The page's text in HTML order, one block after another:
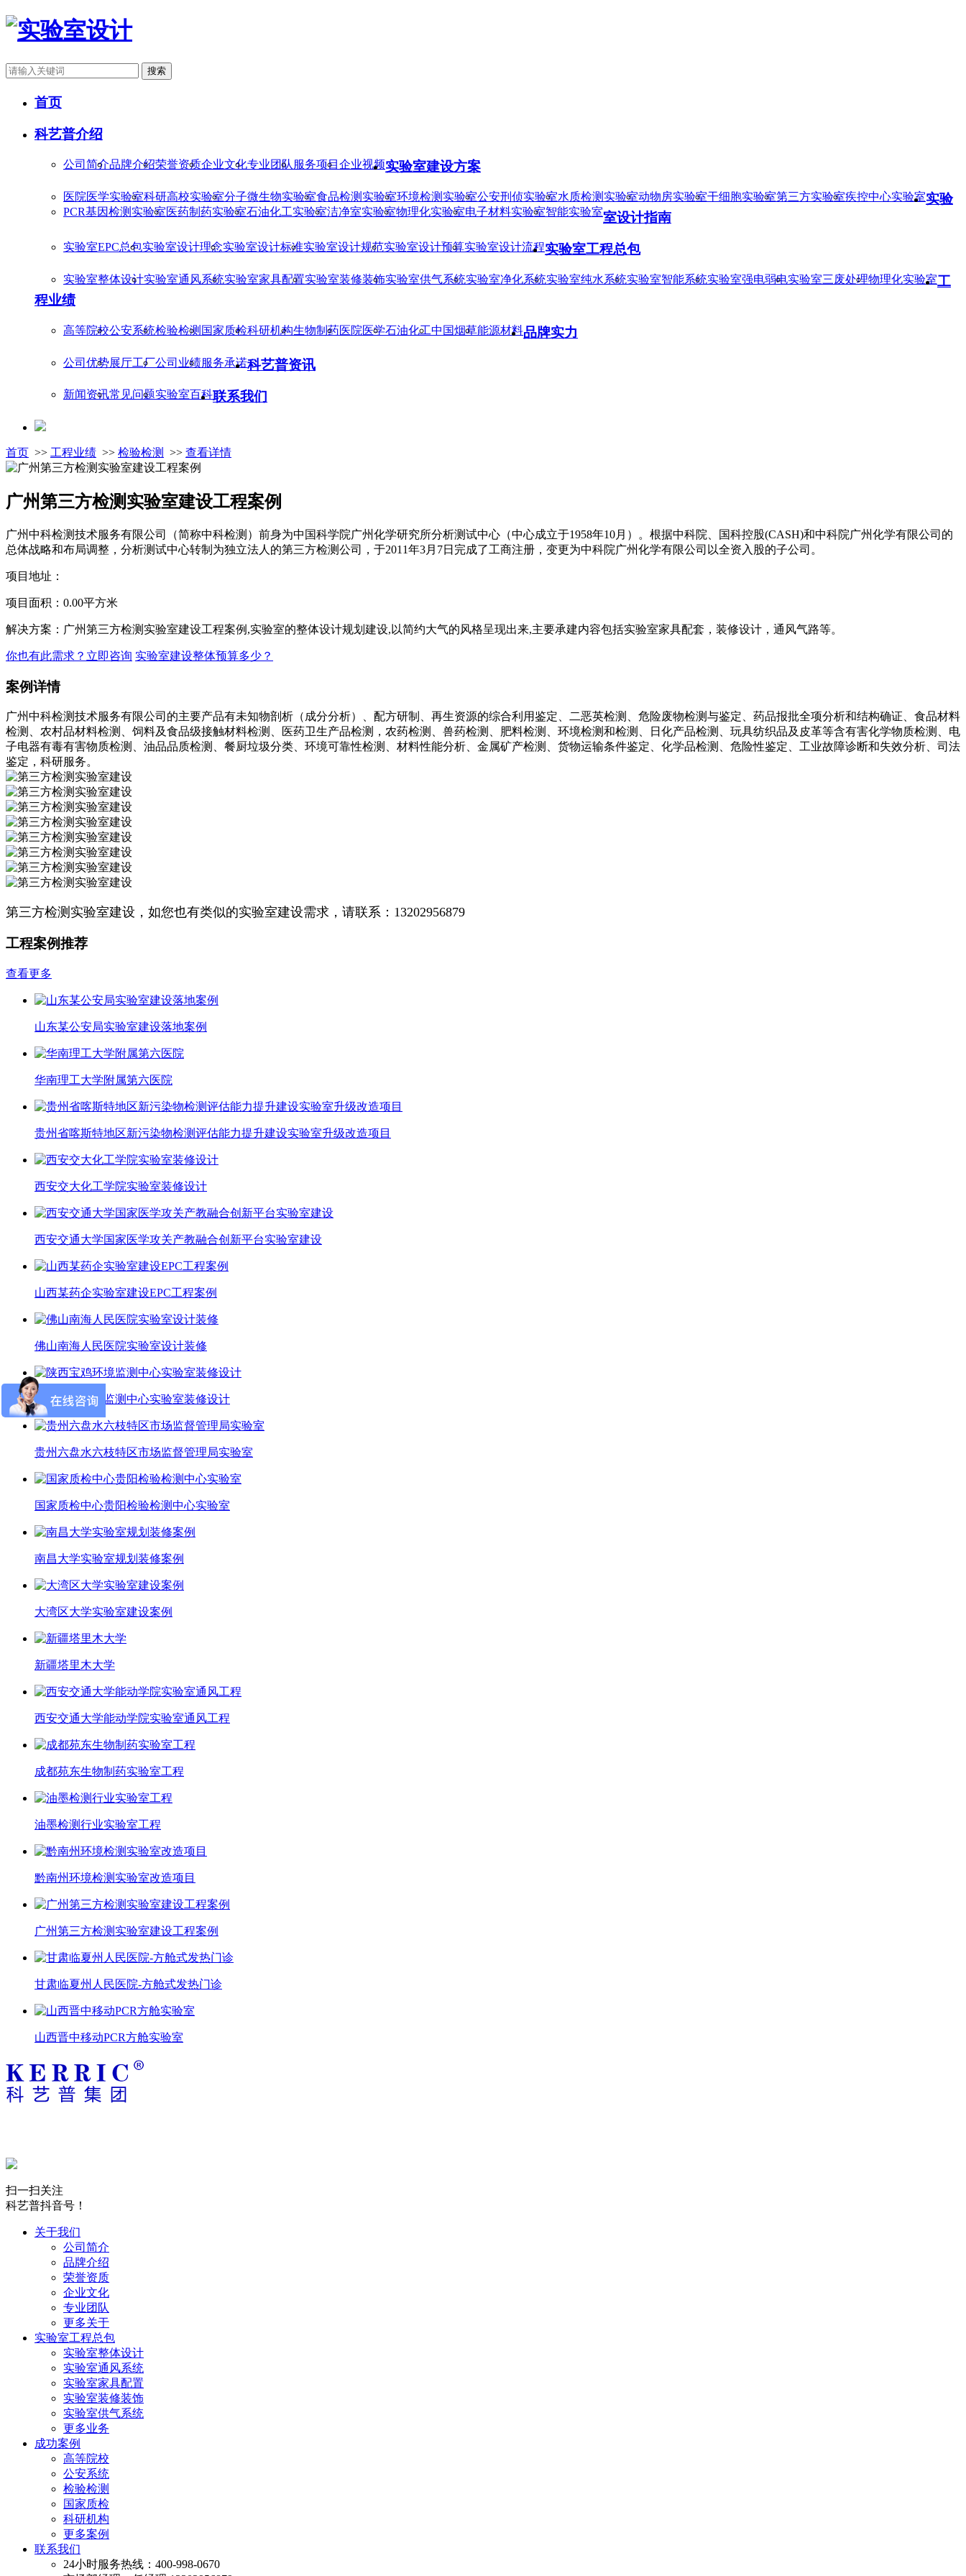
搜索
首页
科艺普介绍
公司简介品牌介绍荣誉资质企业文化专业团队 服务项目 企业视频实验室建设方案
医院医学实验室科研高校实验室分子微生物实验室食品检测实验室环境检测实验室公安刑侦实验室水质检测实验室动物房实验室干细胞实验室第三方实验室疾控中心实验室
PCR基因检测实验室医药制药实验室石油化工实验室洁净室实验室物理化实验室电子材料实验室智能实验室
实验
室设计指南
实验室EPC总包实验室设计理念实验室设计标准实验室设计规范实验室设计预算实验室设计流程实验室工程总包
实验室整体设计实验室通风系统实验室家具配置实验室装修装饰实验室供气系统实验室净化系统实验室纯水系统实验室智能系统实验室强电弱电实验室三废处理物理化实验室工
程业绩
高等院校公安系统检验检测 国家质检科研机构生物制药医院医学石油化工中国烟草能源材料品牌实力
公司优势展厅工厂公司业绩服务承诺科艺普资讯
新闻资讯常见问题实验室百科联系我们
首页 >> 工程业绩 >> 检验检测 >> 查看详情
广州第三方检测实验室建设工程案例
广州中科检测技术服务有限公司（简称中科检测）前身为中国科学院广州化学研究所分析测试中心（中心成立于1958年10月）。根据中科院、国科控股(CASH)和中科院广州化学有限公司的
总体战略和布局调整，分析测试中心转制为独立法人的第三方检测公司，于2011年3月7日完成了工商注册，变更为中科院广州化学有限公司以全资入股的子公司。
项目地址：
项目面积：0.00平方米
解决方案：广州第三方检测实验室建设工程案例,实验室的整体设计规划建设,以简约大气的风格呈现出来,主要承建内容包括实验室家具配套，装修设计，通风气路等。
你也有此需求？立即咨询 实验室建设整体预算多少？
案例详情
广州中科检测技术服务有限公司的主要产品有未知物剖析（成分分析）、配方研制、再生资源的综合利用鉴定、二恶英检测、危险废物检测与鉴定、药品报批全项分析和结构确证、食品材料
检测、农村品材料检测、饲料及食品级接触材料检测、医药卫生产品检测，农药检测、兽药检测、肥料检测、环境检测和检测、日化产品检测、玩具纺织品及皮革等含有害化学物质检测、电
子电器有毒有害物质检测、油品品质检测、餐厨垃圾分类、环境可靠性检测、材料性能分析、金属矿产检测、货物运输条件鉴定、化学品检测、危险性鉴定、工业故障诊断和失效分析、司法
鉴定，科研服务。
第三方检测实验室建设，如您也有类似的实验室建设需求，请联系：13202956879
工程案例推荐
查看更多
山东某公安局实验室建设落地案例
华南理工大学附属第六医院
贵州省喀斯特地区新污染物检测评估能力提升建设实验室升级改造项目
西安交大化工学院实验室装修设计
西安交通大学国家医学攻关产教融合创新平台实验室建设
山西某药企实验室建设EPC工程案例
佛山南海人民医院实验室设计装修
陕西宝鸡环境监测中心实验室装修设计
贵州六盘水六枝特区市场监督管理局实验室
国家质检中心贵阳检验检测中心实验室
南昌大学实验室规划装修案例
大湾区大学实验室建设案例
新疆塔里木大学
西安交通大学能动学院实验室通风工程
成都苑东生物制药实验室工程
油墨检测行业实验室工程
黔南州环境检测实验室改造项目
广州第三方检测实验室建设工程案例
甘肃临夏州人民医院-方舱式发热门诊
山西晋中移动PCR方舱实验室
扫一扫关注
科艺普抖音号！
关于我们
公司简介
品牌介绍
荣誉资质
企业文化
专业团队
更多关于
实验室工程总包
实验室整体设计
实验室通风系统
实验室家具配置
实验室装修装饰
实验室供气系统
更多业务
成功案例
高等院校
公安系统
检验检测
国家质检
科研机构
更多案例
联系我们
24小时服务热线：400-998-0670